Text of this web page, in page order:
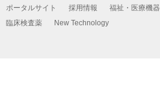
ポータルサイト 採用情報 福祉・医療機器
臨床検査薬
New Technology